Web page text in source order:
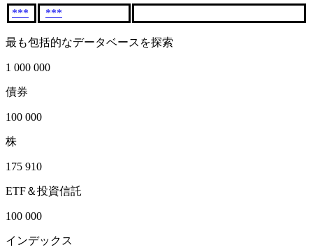
***
***
最も包括的なデータベースを探索
1 000 000
債券
100 000
株
175 910
ETF＆投資信託
100 000
インデックス